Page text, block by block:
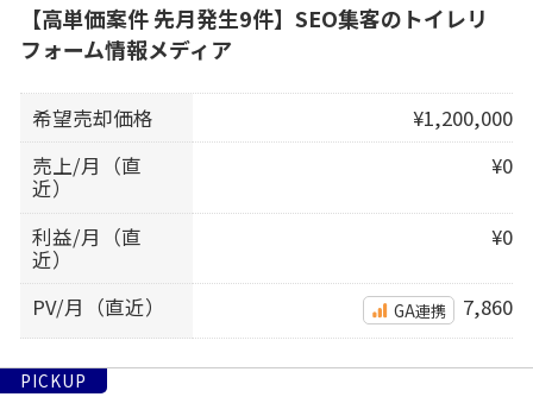
【高単価案件 先月発生9件】SEO集客のトイレリ
フォーム情報メディア
希望売却価格
¥1,200,000
売上/月（直
近）
¥0
利益/月（直
近）
¥0
PV/月（直近） GA連携 7,860
PICKUP